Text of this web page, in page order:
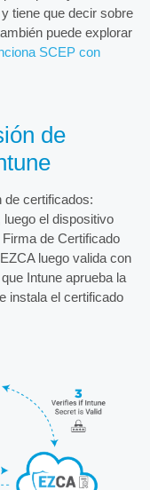
tiene que decir sobre
puede explorar
SCEP con
de
de certificados:
el dispositivo
de Certificado
luego valida con
Intune aprueba la
instala el certificado